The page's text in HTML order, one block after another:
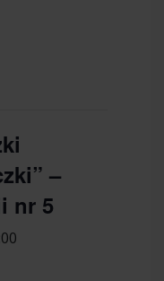
–
nr 5